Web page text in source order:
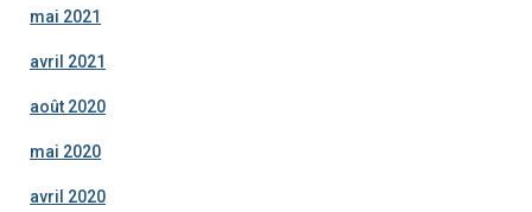
mai 2021
avril 2021
août 2020
mai 2020
avril 2020